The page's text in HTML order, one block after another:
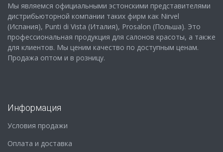
Мы являемся официальными эстонскими представителями
дистрибьюторной компании таких фирм как Nirvel
(Испания), Punti di Vista (Италия), Prosalon (Польша). Это
профессиональная продукция для салонов красоты, а также
для клиентов. Мы ценим качество по доступным ценам.
Продажа оптом и в розницу.
Информация
Условия продажи
Оплата и доставка